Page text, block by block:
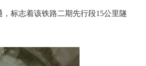
标志着该铁路二期先行段15公里隧